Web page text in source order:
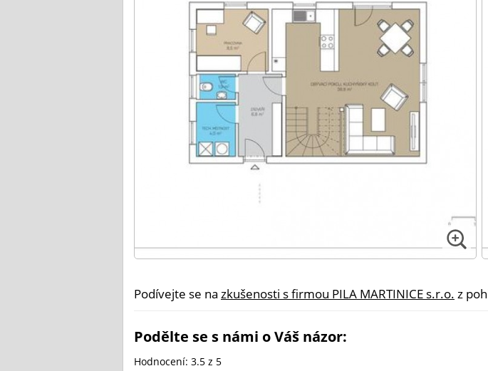
Podívejte se na zkušenosti s firmou PILA MARTINICE s.r.o. z
Podělte se s námi o Váš názor:
Hodnocení: 3.5 z 5